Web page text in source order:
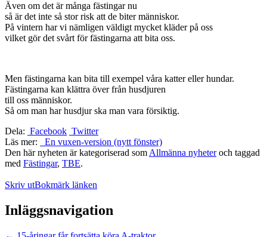
Även om det är många fästingar nu
så är det inte så stor risk att de biter människor.
På vintern har vi nämligen väldigt mycket kläder på oss
vilket gör det svårt för fästingarna att bita oss.
Men fästingarna kan bita till exempel våra katter eller hundar.
Fästingarna kan klättra över från husdjuren
till oss människor.
Så om man har husdjur ska man vara försiktig.
Dela: Facebook Twitter
Läs mer:
En vuxen-version (nytt fönster)
Den här nyheten är kategoriserad som Allmänna nyheteroch taggad
med Fästingar, TBE.
Skriv utBokmärk länken
Inläggsnavigation